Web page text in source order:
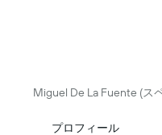
Miguel De La Fuente (ス
プロフィール